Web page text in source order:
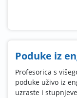
Poduke iz
Profesorica s
poduke uživo iz
uzraste i